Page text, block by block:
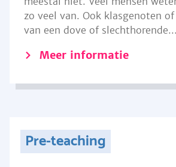
zo veel van. Ook klasgenoten
van een dove of slechthorende...
Meer informatie
Pre-teaching